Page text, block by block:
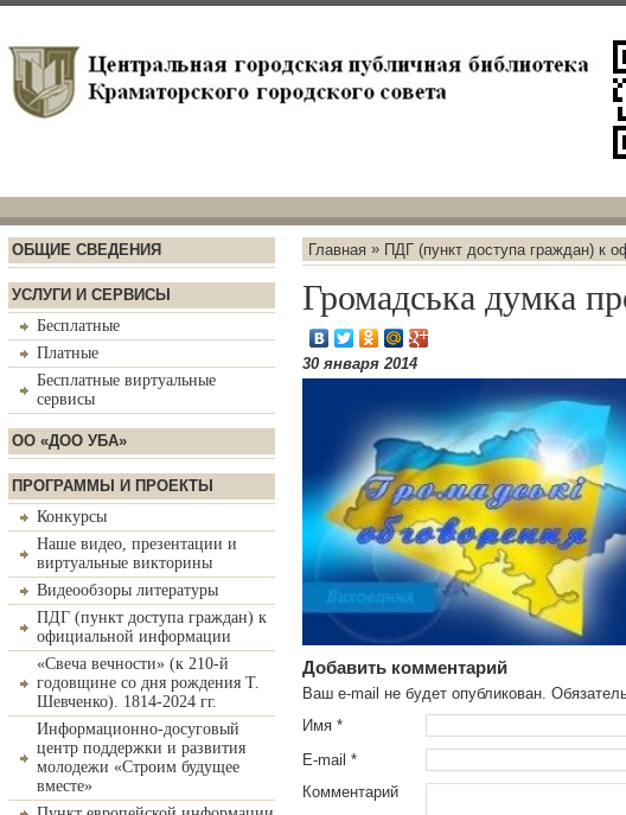
ОБЩИЕ СВЕДЕНИЯ
УСЛУГИ И СЕРВИСЫ
Бесплатные
Платные
Бесплатные виртуальные
сервисы
ОО «ДОО УБА»
ПРОГРАММЫ И ПРОЕКТЫ
Конкурсы
Наше видео, презентации и
виртуальные викторины
Видеообзоры литературы
ПДГ (пункт доступа граждан) к
официальной информации
«Свеча вечности» (к 210-й
годовщине со дня рождения Т.
Шевченко). 1814-2024 гг.
Информационно-досуговый
центр поддержки и развития
молодежи «Строим будущее
вместе»
Главная » ПДГ (пункт доступа граждан) к
Громадська думка
30 января 2014
Добавить комментарий
Ваш e-mail не будет опубликован.
Имя *
E-mail *
Комментарий